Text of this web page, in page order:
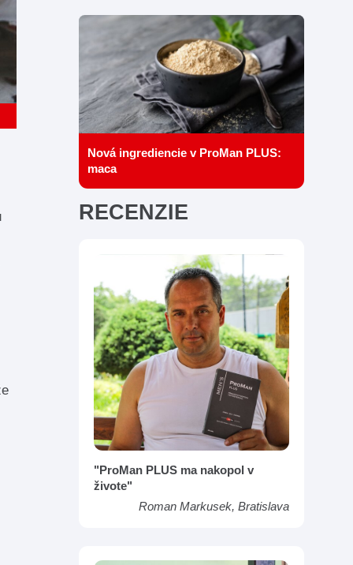
Nová ingrediencie v ProMan PLUS:
maca
RECENZIE
"ProMan PLUS ma nakopol v
živote"
Roman Markusek, Bratislava